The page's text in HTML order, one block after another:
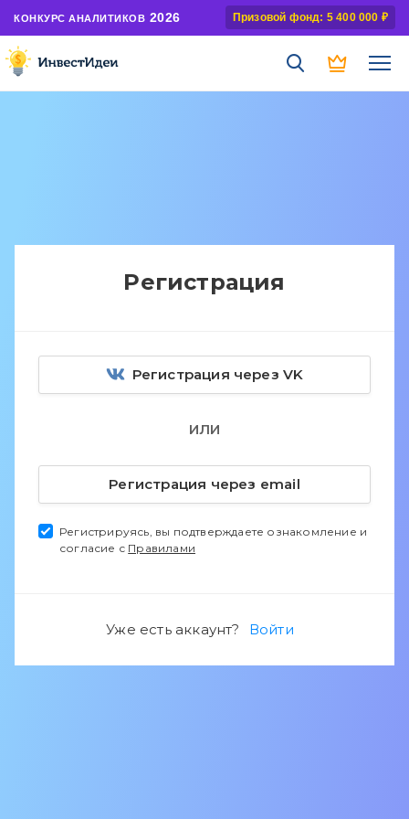
КОНКУРС АНАЛИТИКОВ 2026 Призовой фонд: 5 400 000 ₽
Регистрация
Регистрация через VK
ИЛИ
Регистрация через email
Регистрируясь, вы подтверждаете ознакомление и
согласие с Правилами
Уже есть аккаунт? Войти